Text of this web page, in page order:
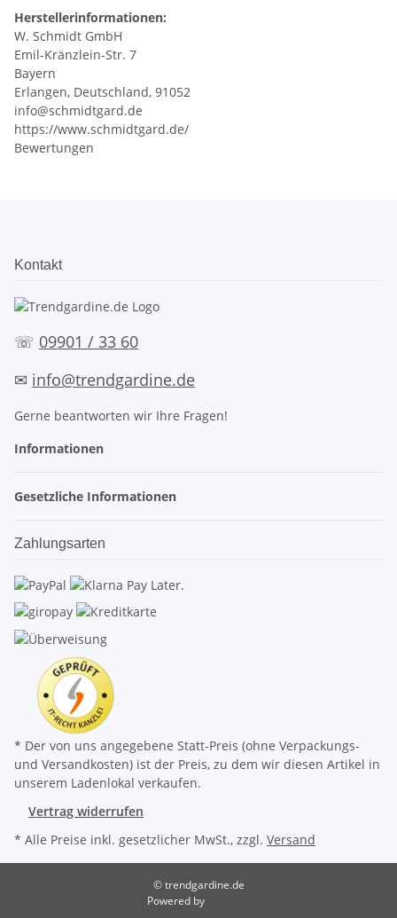
Herstellerinformationen:
W. Schmidt GmbH
Emil-Kränzlein-Str. 7
Bayern
Erlangen, Deutschland, 91052
info@schmidtgard.de
https://www.schmidtgard.de/
Bewertungen
Kontakt
☏ 09901 / 33 60
✉ info@trendgardine.de
Gerne beantworten wir Ihre Fragen!
Informationen
Gesetzliche Informationen
Zahlungsarten
* Der von uns angegebene Statt-Preis (ohne Verpackungs-
und Versandkosten) ist der Preis, zu dem wir diesen Artikel in
unserem Ladenlokal verkaufen.
Vertrag widerrufen
* Alle Preise inkl. gesetzlicher MwSt., zzgl. Versand
© trendgardine.de
Powered by